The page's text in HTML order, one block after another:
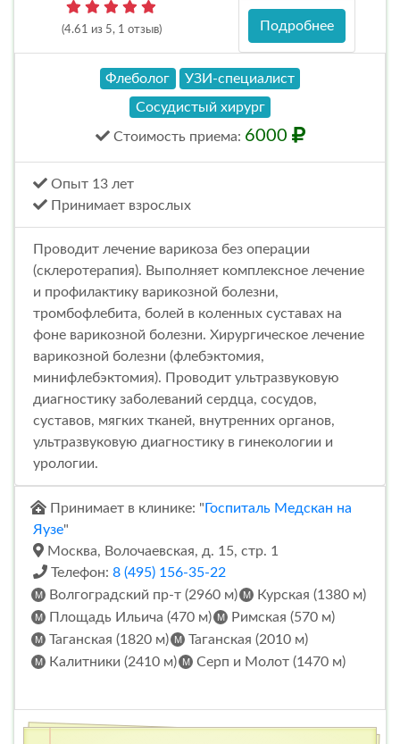
(4.61 из 5, 1 отзыв) Подробнее
Флеболог
УЗИ-специалист
Сосудистый хирург
Стоимость приема: 6000
Опыт 13 лет
Принимает взрослых
Проводит лечение варикоза без операции
(склеротерапия). Выполняет комплексное лечение
и профилактику варикозной болезни,
тромбофлебита, болей в коленных суставах на
фоне варикозной болезни. Хирургическое лечение
варикозной болезни (флебэктомия,
минифлебэктомия). Проводит ультразвуковую
диагностику заболеваний сердца, сосудов,
суставов, мягких тканей, внутренних органов,
ультразвуковую диагностику в гинекологии и
урологии.
Принимает в клинике: " Госпиталь Медскан на
Яузе"
Москва, Волочаевская, д. 15, стр. 1
Телефон: 8 (495) 156-35-22
Волгоградский пр-т (2960 м)
Курская (1380 м)
Площадь Ильича (470 м)
Римская (570 м)
Таганская (1820 м)
Таганская (2010 м)
Калитники (2410 м)
Серп и Молот (1470 м)